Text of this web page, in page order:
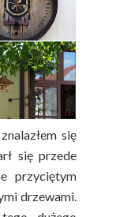
się
się przede
przyciętym
drzewami.